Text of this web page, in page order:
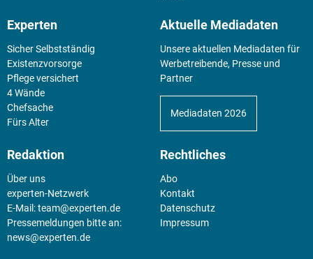
Experten
Sicher Selbstständig
Existenz­vorsorge
Pflege versichert
4 Wände
Chefsache
Fürs Alter
Aktuelle Mediadaten
Unsere aktuellen Mediadaten für
Werbetreibende, Presse und
Partner
Mediadaten 2026
Redaktion
Über uns
experten-Netzwerk
E-Mail:team@experten.de
Pressemeldungen bitte an:
news@experten.de
Rechtliches
Abo
Kontakt
Datenschutz
Impressum